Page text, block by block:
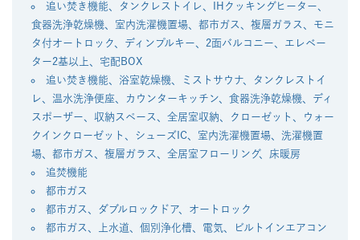
追い焚き機能、タンクレストイレ、IHクッキングヒーター、
食器洗浄乾燥機、室内洗濯機置場、都市ガス、複層ガラス、モニ
タ付オートロック、ディンプルキー、2面バルコニー、エレベー
ター2基以上、宅配BOX
追い焚き機能、浴室乾燥機、ミストサウナ、タンクレストイ
レ、温水洗浄便座、カウンターキッチン、食器洗浄乾燥機、ディ
スポーザー、収納スペース、全居室収納、クローゼット、ウォー
クインクローゼット、シューズIC、室内洗濯機置場、洗濯機置
場、都市ガス、複層ガラス、全居室フローリング、床暖房
追焚機能
都市ガス
都市ガス、ダブルロックドア、オートロック
都市ガス、上水道、個別浄化槽、電気、ビルトインエアコン